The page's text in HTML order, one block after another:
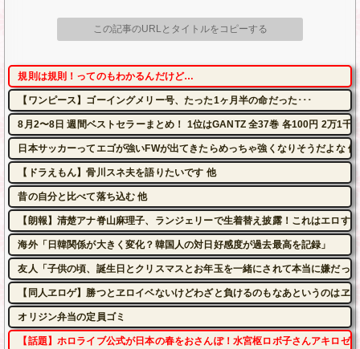
この記事のURLとタイトルをコピーする
規則は規則！ってのもわかるんだけど…
【ワンピース】ゴーイングメリー号、たった1ヶ月半の命だった･･･
8月2〜8日 週間ベストセラーまとめ！ 1位はGANTZ 全37巻 各100円 2万1千
日本サッカーってエゴが強いFWが出てきたらめっちゃ強くなりそうだよな 他
【ドラえもん】骨川スネ夫を語りたいです 他
昔の自分と比べて落ち込む 他
【朗報】清楚アナ脊山麻理子、ランジェリーで生着替え披露！これはエロす
海外「日韓関係が大きく変化？韓国人の対日好感度が過去最高を記録」
友人「子供の頃、誕生日とクリスマスとお年玉を一緒にされて本当に嫌だ
【同人ヱロゲ】勝つとヱロイベないけどわざと負けるのもなあというのはヱ
オリジン弁当の定員ゴミ
【話題】ホロライブ公式が日本の春をおさんぽ！水宮枢ロボ子さんアキロゼ